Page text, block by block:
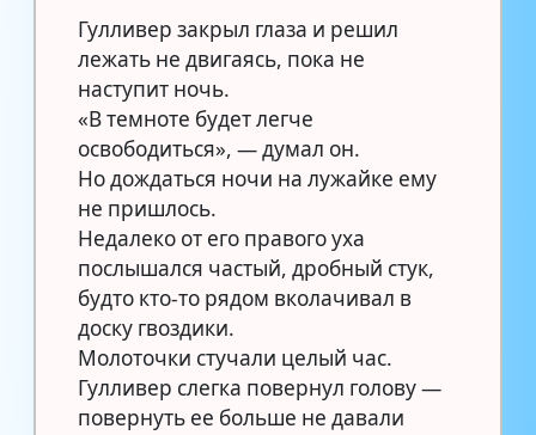
Гулливер закрыл глаза и решил
лежать не двигаясь, пока не
наступит ночь.
«В темноте будет легче
освободиться», — думал он.
Но дождаться ночи на лужайке ему
не пришлось.
Недалеко от его правого уха
послышался частый, дробный стук,
будто кто-то рядом вколачивал в
доску гвоздики.
Молоточки стучали целый час.
Гулливер слегка повернул голову —
повернуть ее больше не давали